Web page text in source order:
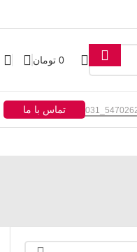
0 تومان
تماس با ما